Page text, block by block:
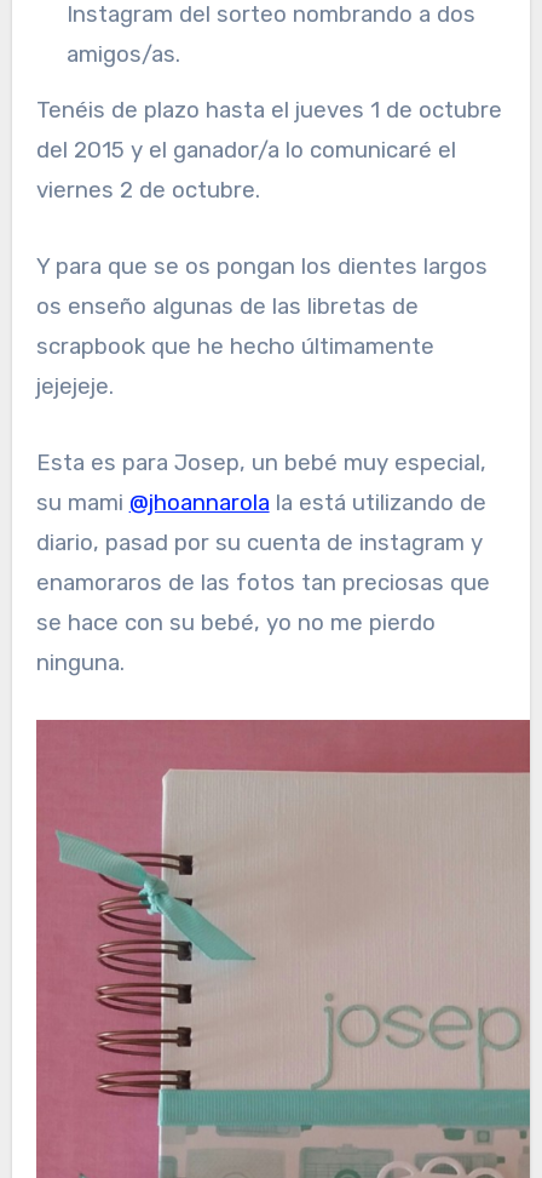
Instagram del sorteo nombrando a dos
amigos/as.
Tenéis de plazo hasta el jueves 1 de octubre
del 2015 y el ganador/a lo comunicaré el
viernes 2 de octubre.
Y para que se os pongan los dientes largos
os enseño algunas de las libretas de
scrapbook que he hecho últimamente
jejejeje.
Esta es para Josep, un bebé muy especial,
su mami @jhoannarola la está utilizando de
diario, pasad por su cuenta de instagram y
enamoraros de las fotos tan preciosas que
se hace con su bebé, yo no me pierdo
ninguna.